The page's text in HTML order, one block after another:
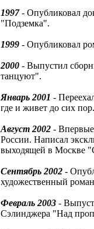
1997- Опубликовал
"Подземка".
1999 - Опубликовал
2000 - Выпустил
танцуют".
Январь 2001 -
где и живет до сих пор.
Август 2002 -
России. Написал
выходящей в Москве
Сентябрь 2002 -
художественный
Февраль 2003 -
Сэлинджера "Над